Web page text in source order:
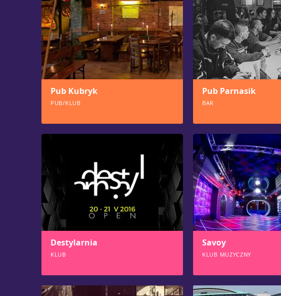
Pub Kubryk
PUB/KLUB
Pub Parnasik
BAR
Destylarnia
KLUB
Savoy
KLUB MUZYCZNY